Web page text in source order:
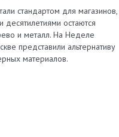
стандартом для магазинов,
остаются
и металл. На Неделе
представили альтернативу
материалов.